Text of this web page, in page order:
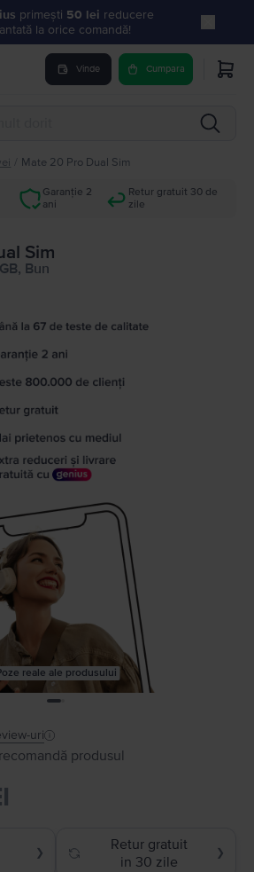
primești 50 lei reducere
la orice comandă!
Vinde Cumpara
Mate 20 Pro Dual Sim
Garanție 2
ani
Retur gratuit 30 de
zile
Sim
Bun
reale ale produsului
uri
produsul
❯
Retur gratuit
in 30 zile
❯